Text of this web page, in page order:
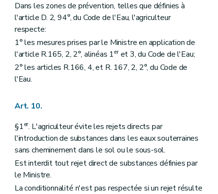
Dans les zones de prévention, telles que définies à
l'article D. 2, 94°, du Code de l'Eau, l'agriculteur
respecte:
1° les mesures prises par le Ministre en application de
l'article R.165, 2, 2°, alinéas 1eret 3, du Code de l'Eau;
2° les articles R.166, 4, et R. 167, 2, 2°, du Code de
l'Eau.
Art. 10.
§1er. L'agriculteur évite les rejets directs par
l'introduction de substances dans les eaux souterraines
sans cheminement dans le sol ou le sous-sol.
Est interdit tout rejet direct de substances définies par
le Ministre.
La conditionnalité n'est pas respectée si un rejet résulte